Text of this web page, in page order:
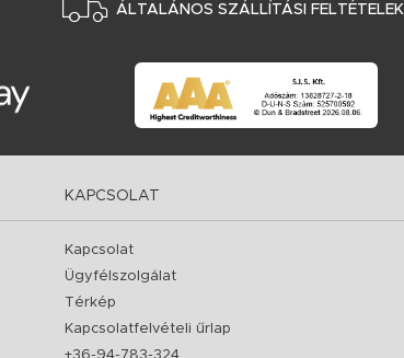
ÁLTALÁNOS SZÁLLÍTÁSI FELTÉTELEK
KAPCSOLAT
Kapcsolat
Ügyfélszolgálat
Térkép
Kapcsolatfelvételi űrlap